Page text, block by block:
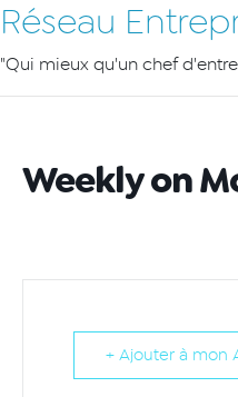
Réseau
"Qui mieux qu'un chef
Weekly on
+ Ajouter à mon